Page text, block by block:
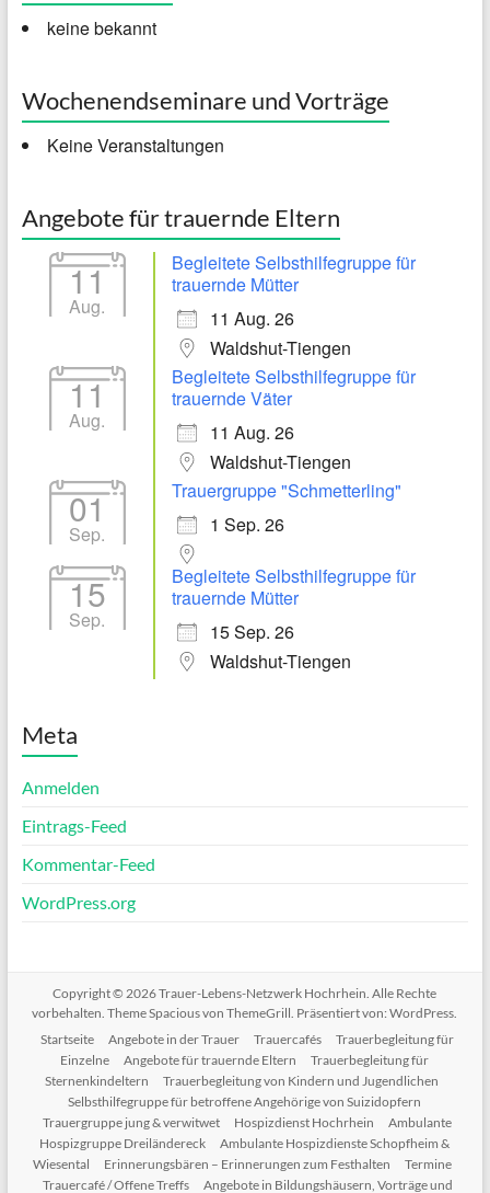
keine bekannt
Wochenendseminare und Vorträge
Keine Veranstaltungen
Angebote für trauernde Eltern
11
Aug.
Begleitete Selbsthilfegruppe für
trauernde Mütter
11 Aug. 26
Waldshut-Tiengen
11
Aug.
Begleitete Selbsthilfegruppe für
trauernde Väter
11 Aug. 26
Waldshut-Tiengen
01
Sep.
Trauergruppe "Schmetterling"
1 Sep. 26
15
Sep.
Begleitete Selbsthilfegruppe für
trauernde Mütter
15 Sep. 26
Waldshut-Tiengen
Meta
Anmelden
Eintrags-Feed
Kommentar-Feed
WordPress.org
Copyright © 2026Trauer-Lebens-Netzwerk Hochrhein. Alle Rechte
vorbehalten. ThemeSpaciousvon ThemeGrill. Präsentiert von:WordPress.
Startseite
Angebote in der Trauer Trauercafés
Trauerbegleitung für
Einzelne
Angebote für trauernde Eltern
Trauerbegleitung für
Sternenkindeltern
Trauerbegleitung von Kindern und Jugendlichen
Selbsthilfegruppe für betroffene Angehörige von Suizidopfern
Trauergruppe jung & verwitwet
Hospizdienst Hochrhein
Ambulante
Hospizgruppe Dreiländereck
Ambulante Hospizdienste Schopfheim &
Wiesental
Erinnerungsbären – Erinnerungen zum Festhalten
Termine
Trauercafé / Offene Treffs
Angebote in Bildungshäusern, Vorträge und